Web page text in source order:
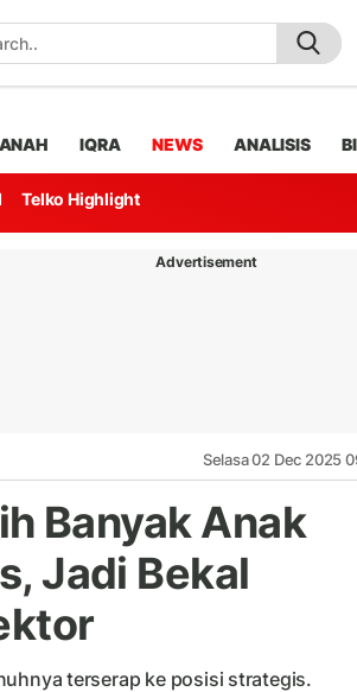
IQRA NEWS ANALISIS
Telko Highlight
Advertisement
Selasa 02 Dec 2025
Banyak Anak
Jadi Bekal
terserap ke posisi strategis.